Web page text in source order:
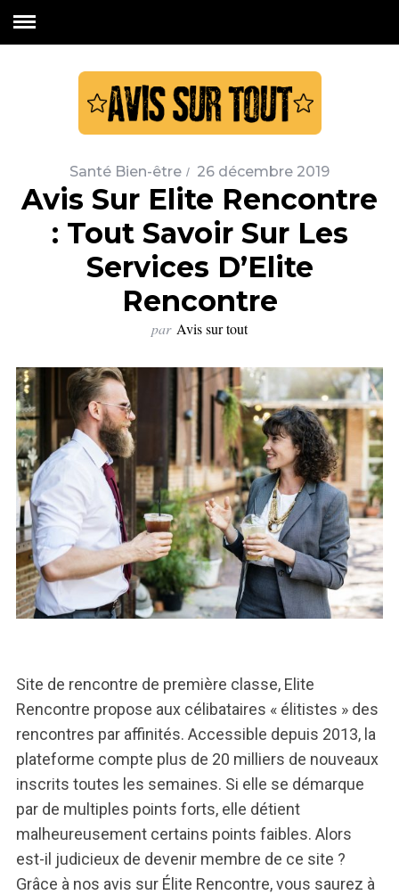
Santé Bien-être 26 décembre 2019
Avis Sur Elite Rencontre
: Tout Savoir Sur Les
Services D’Elite
Rencontre
par Avis sur tout
Site de rencontre de première classe, Elite
Rencontre propose aux célibataires « élitistes » des
rencontres par affinités. Accessible depuis 2013, la
plateforme compte plus de 20 milliers de nouveaux
inscrits toutes les semaines. Si elle se démarque
par de multiples points forts, elle détient
malheureusement certains points faibles. Alors
est-il judicieux de devenir membre de ce site ?
Grâce à nos avis sur Élite Rencontre, vous saurez à